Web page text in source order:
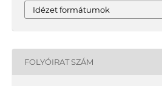
Idézet formátumok
FOLYÓIRAT SZÁM